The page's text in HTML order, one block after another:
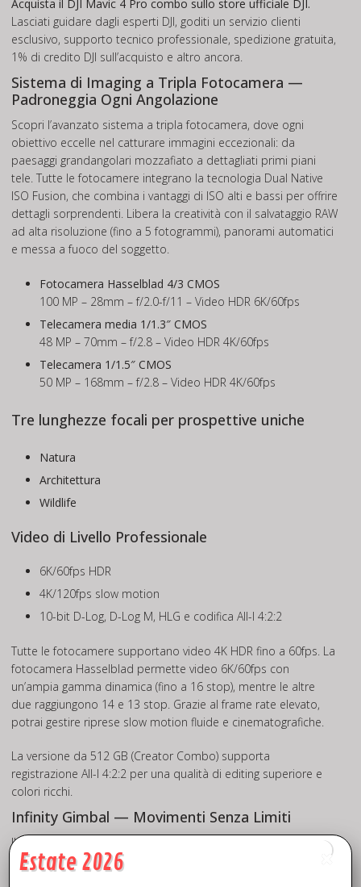
Acquista il DJI Mavic 4 Pro combo sullo store ufficiale DJI.
Lasciati guidare dagli esperti DJI, goditi un servizio clienti
esclusivo, supporto tecnico professionale, spedizione gratuita,
1% di credito DJI sull’acquisto e altro ancora.
Sistema di Imaging a Tripla Fotocamera —
Padroneggia Ogni Angolazione
Scopri l’avanzato sistema a tripla fotocamera, dove ogni
obiettivo eccelle nel catturare immagini eccezionali: da
paesaggi grandangolari mozzafiato a dettagliati primi piani
tele. Tutte le fotocamere integrano la tecnologia Dual Native
ISO Fusion, che combina i vantaggi di ISO alti e bassi per offrire
dettagli sorprendenti. Libera la creatività con il salvataggio RAW
ad alta risoluzione (fino a 5 fotogrammi), panorami automatici
e messa a fuoco del soggetto.
Fotocamera Hasselblad 4/3 CMOS
100 MP – 28mm – f/2.0-f/11 – Video HDR 6K/60fps
Telecamera media 1/1.3″ CMOS
48 MP – 70mm – f/2.8 – Video HDR 4K/60fps
Telecamera 1/1.5″ CMOS
50 MP – 168mm – f/2.8 – Video HDR 4K/60fps
Tre lunghezze focali per prospettive uniche
Natura
Architettura
Wildlife
Video di Livello Professionale
6K/60fps HDR
4K/120fps slow motion
10-bit D-Log, D-Log M, HLG e codifica All-I 4:2:2
Tutte le fotocamere supportano video 4K HDR fino a 60fps. La
fotocamera Hasselblad permette video 6K/60fps con
un’ampia gamma dinamica (fino a 16 stop), mentre le altre
due raggiungono 14 e 13 stop. Grazie al frame rate elevato,
potrai gestire riprese slow motion fluide e cinematografiche.
La versione da 512 GB (Creator Combo) supporta
registrazione All-I 4:2:2 per una qualità di editing superiore e
colori ricchi.
Infinity Gimbal — Movimenti Senza Limiti
Il rivoluzionario gimbal Infinity consente una rotazione
completa a 360°, offrendo angolazioni senza precedenti.
Estate 2026